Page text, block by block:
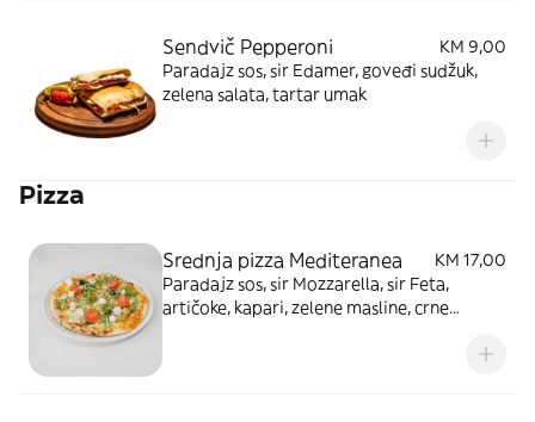
Sendvič Pepperoni
KM 9,00
Paradajz sos, sir Edamer, goveđi sudžuk,
zelena salata, tartar umak
Pizza
Srednja pizza Mediteranea
KM 17,00
Paradajz sos, sir Mozzarella, sir Feta,
artičoke, kapari, zelene masline, crne